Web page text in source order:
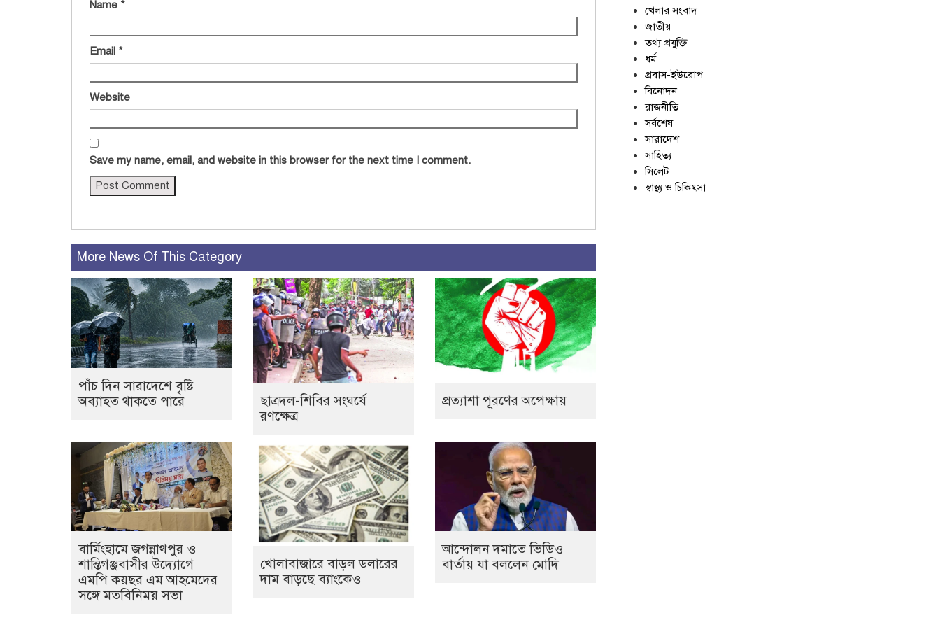
Name *
Email *
Website
Save my name, email, and website in this browser for the next time I comment.
More News Of This Category
পাঁচ দিন সারাদেশে বৃষ্টি
অব্যাহত থাকতে পারে
ছাত্রদল-শিবির সংঘর্ষে
রণক্ষেত্র
প্রত্যাশা পূরণের অপেক্ষায়
বার্মিংহামে জগন্নাথপুর ও
শান্তিগঞ্জবাসীর উদ্যোগে
এমপি কয়ছর এম আহমেদের
সঙ্গে মতবিনিময় সভা
খোলাবাজারে বাড়ল ডলারের
দাম বাড়ছে ব্যাংকেও
আন্দোলন দমাতে ভিডিও
বার্তায় যা বললেন মোদি
খেলার সংবাদ
জাতীয়
তথ্য প্রযুক্তি
ধর্ম
প্রবাস-ইউরোপ
বিনোদন
রাজনীতি
সর্বশেষ
সারাদেশ
সাহিত্য
সিলেট
স্বাস্থ্য ও চিকিৎসা